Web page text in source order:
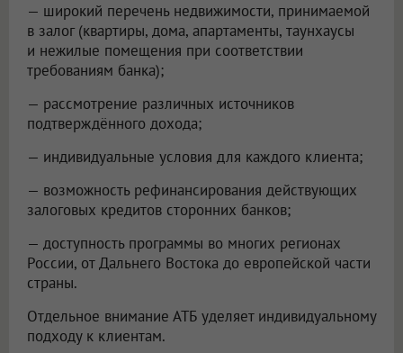
— широкий перечень недвижимости, принимаемой
в залог (квартиры, дома, апартаменты, таунхаусы
и нежилые помещения при соответствии
требованиям банка);
— рассмотрение различных источников
подтверждённого дохода;
— индивидуальные условия для каждого клиента;
— возможность рефинансирования действующих
залоговых кредитов сторонних банков;
— доступность программы во многих регионах
России, от Дальнего Востока до европейской части
страны.
Отдельное внимание АТБ уделяет индивидуальному
подходу к клиентам.